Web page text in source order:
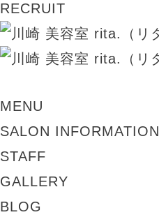
RECRUIT
MENU
SALON INFORMATION
STAFF
GALLERY
BLOG